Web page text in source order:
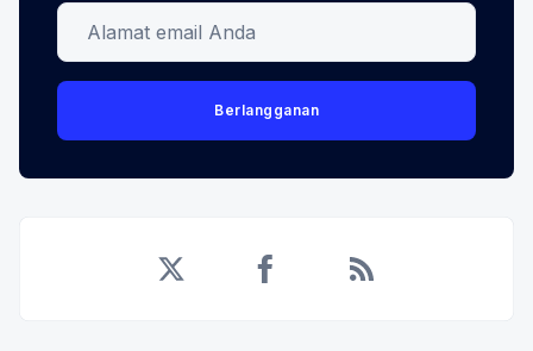
Alamat email Anda
Berlangganan